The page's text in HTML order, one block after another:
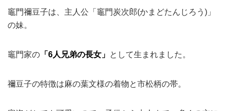
竈門禰豆子は、主人公「竈門炭次郎(かまどたんじろう)」
の妹。
竈門家の 「6人兄弟の長女」 として生まれました。
禰豆子の特徴は麻の葉文様の着物と市松柄の帯。